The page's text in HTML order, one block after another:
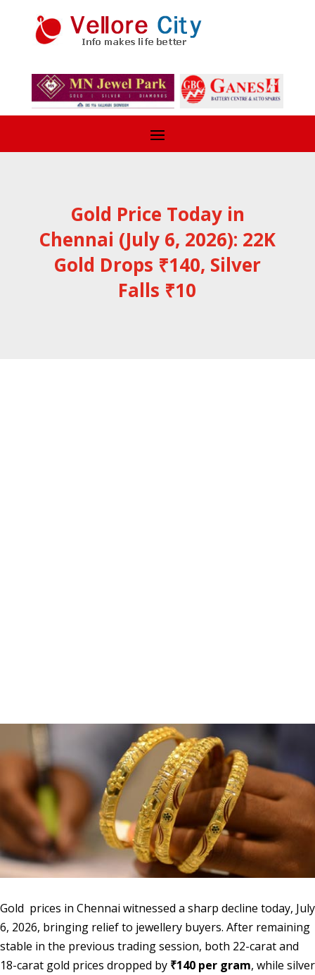
Gold Price Today in
Chennai (July 6, 2026): 22K
Gold Drops ₹140, Silver
Falls ₹10
Gold prices in Chennai witnessed a sharp decline today, July
6, 2026, bringing relief to jewellery buyers. After remaining
stable in the previous trading session, both 22-carat and
18-carat gold prices dropped by ₹140 per gram, while silver